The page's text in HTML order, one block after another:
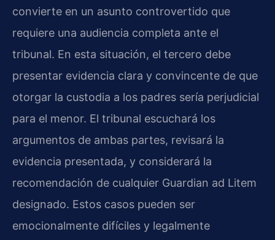
convierte en un asunto controvertido que
requiere una audiencia completa ante el
tribunal. En esta situación, el tercero debe
presentar evidencia clara y convincente de que
otorgar la custodia a los padres sería perjudicial
para el menor. El tribunal escuchará los
argumentos de ambas partes, revisará la
evidencia presentada, y considerará la
recomendación de cualquier Guardian ad Litem
designado. Estos casos pueden ser
emocionalmente difíciles y legalmente